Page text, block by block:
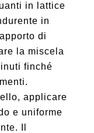
in lattice
in
di
la miscela
finché
applicare
e uniforme
Il